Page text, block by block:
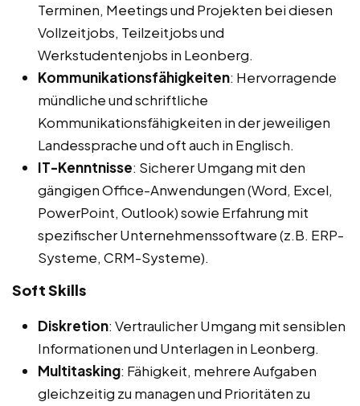
Terminen, Meetings und Projekten bei diesen
Vollzeitjobs, Teilzeitjobs und
Werkstudentenjobs in Leonberg.
Kommunikationsfähigkeiten: Hervorragende
mündliche und schriftliche
Kommunikationsfähigkeiten in der jeweiligen
Landessprache und oft auch in Englisch.
IT-Kenntnisse: Sicherer Umgang mit den
gängigen Office-Anwendungen (Word, Excel,
PowerPoint, Outlook) sowie Erfahrung mit
spezifischer Unternehmenssoftware (z.B. ERP-
Systeme, CRM-Systeme).
Soft Skills
Diskretion: Vertraulicher Umgang mit sensiblen
Informationen und Unterlagen in Leonberg.
Multitasking: Fähigkeit, mehrere Aufgaben
gleichzeitig zu managen und Prioritäten zu